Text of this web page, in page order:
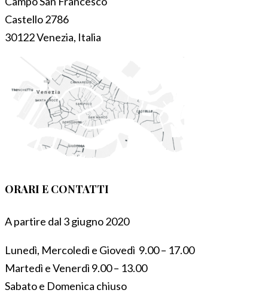
Castello 2786
30122 Venezia, Italia
ORARI E CONTATTI
A partire dal 3 giugno 2020
Lunedì, Mercoledì e Giovedì 9.00 – 17.00
Martedì e Venerdì 9.00 – 13.00
Sabato e Domenica chiuso